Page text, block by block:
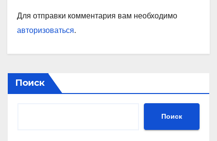
Для отправки комментария вам необходимо
авторизоваться.
Поиск
Поиск